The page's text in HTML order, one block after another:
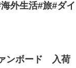
外生活#旅#ダイ
ンボード 入荷